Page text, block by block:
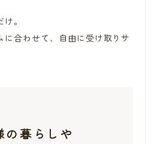
。
に合わせて、自由に受け取りサ
の暮らしや